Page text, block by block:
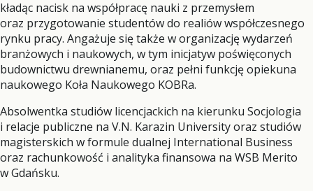
kładąc nacisk na współpracę nauki z przemysłem
oraz przygotowanie studentów do realiów współczesnego
rynku pracy. Angażuje się także w organizację wydarzeń
branżowych i naukowych, w tym inicjatyw poświęconych
budownictwu drewnianemu, oraz pełni funkcję opiekuna
naukowego Koła Naukowego KOBRa.
Absolwentka studiów licencjackich na kierunku Socjologia
i relacje publiczne na V.N. Karazin University oraz studiów
magisterskich w formule dualnej International Business
oraz rachunkowość i analityka finansowa na WSB Merito
w Gdańsku.